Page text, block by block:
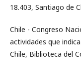
18.403, Santiago de
Chile - Congreso
actividades que
Chile, Biblioteca del